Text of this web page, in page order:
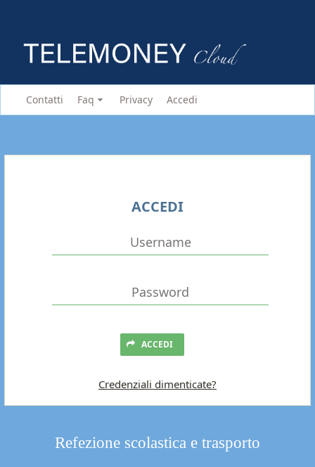
Contatti Faq Privacy Accedi
Refezione scolastica e trasporto
ACCEDI
ACCEDI
Credenziali dimenticate?